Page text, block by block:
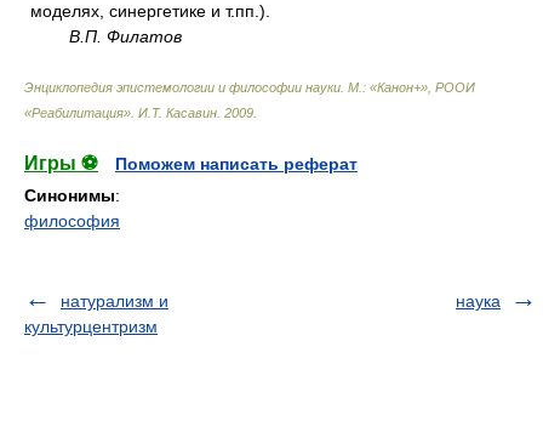
моделях, синергетике и т.пп.).
В.П. Филатов
Энциклопедия эпистемологии и философии науки. М.: «Канон+», РООИ
«Реабилитация» И.Т. Касавин 2009
Игры ⚽
Поможем написать реферат
Синонимы:
философия
натурализм и
культурцентризм
наука